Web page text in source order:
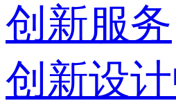
创新服务
创新设